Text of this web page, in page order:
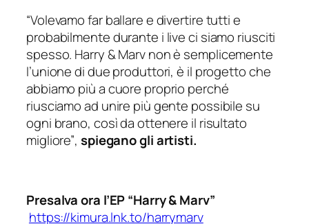
“Volevamo far ballare e divertire tutti e
probabilmente durante i live ci siamo riusciti
spesso. Harry & Marv non è semplicemente
l’unione di due produttori, è il progetto che
abbiamo più a cuore proprio perché
riusciamo ad unire più gente possibile su
ogni brano, così da ottenere il risultato
migliore”, spiegano gli artisti.
Presalva ora l’EP “Harry & Marv”
https://kimura.lnk.to/harrymarv